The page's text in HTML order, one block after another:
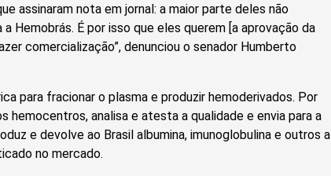
assinaram nota em jornal: a maior parte deles não
Hemobrás. É por isso que eles querem [a aprovação da
comercialização”, denunciou o senador Humberto
para fracionar o plasma e produzir hemoderivados. Por
hemocentros, analisa e atesta a qualidade e envia para a
e devolve ao Brasil albumina, imunoglobulina e outros a
no mercado.